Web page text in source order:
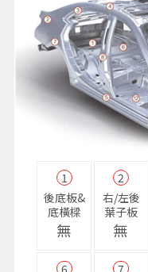
1
後底板&
底橫樑
無
2
右/左後
葉子板
無
6
7